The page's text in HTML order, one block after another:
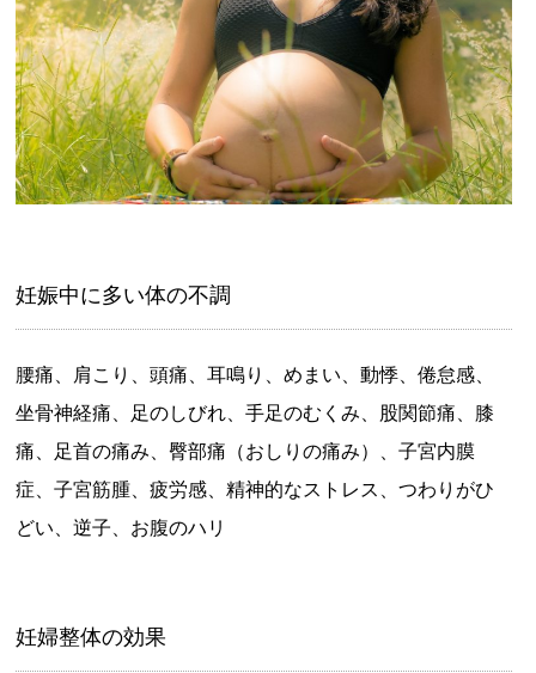
妊娠中に多い体の不調
腰痛、肩こり、頭痛、耳鳴り、めまい、動悸、倦怠感、
坐骨神経痛、足のしびれ、手足のむくみ、股関節痛、膝
痛、足首の痛み、臀部痛（おしりの痛み）、子宮内膜
症、子宮筋腫、疲労感、精神的なストレス、つわりがひ
どい、逆子、お腹のハリ
妊婦整体の効果